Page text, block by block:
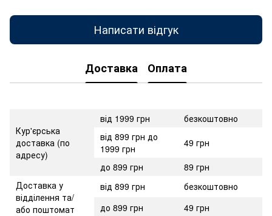
Написати відгук
Доставка Оплата
Кур'єрська
доставка (по
адресу)
від 1999 грн
безкоштовно
від 899 грн до
1999 грн
49 грн
до 899 грн
89 грн
Доставка у
відділення та/
або поштомат
від 899 грн
безкоштовно
до 899 грн
49 грн